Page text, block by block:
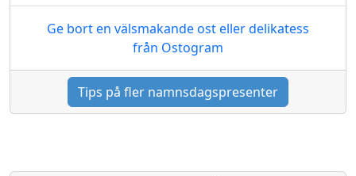
Ge bort en välsmakande ost eller delikatess
från Ostogram
Tips på fler namnsdagspresenter